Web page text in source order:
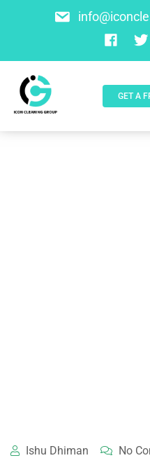
GET A
Ishu Dhiman No